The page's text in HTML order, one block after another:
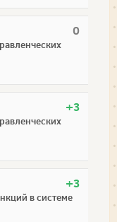
0
+3
+3
в системе